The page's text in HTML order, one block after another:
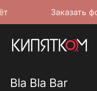
Заказать фотоотчёт
Bla Bla Bar